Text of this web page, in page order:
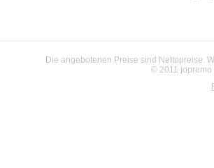
Die angebotenen Preise sind Nettopreise.
© 2011 jopremo